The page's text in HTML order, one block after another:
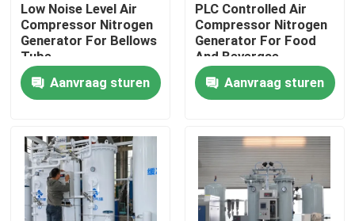
Thuis
Producten
Fabriekstocht
Kwaliteitscontrole
Low Noise Level Air
Compressor Nitrogen
Generator For Bellows
Tube
Aanvraag sturen
PLC Controlled Air
Compressor Nitrogen
Generator For Food
And Bevergae
Aanvraag sturen